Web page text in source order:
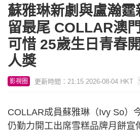
蘇雅琳新劇與盧瀚霆
留最尾 COLLAR澳
可惜 25歲生日青春
人獎
影視圈 更新時間：21:15 2026-08-04 HKT
COLLAR成員蘇雅琳（Ivy So）
仍勤力開工出席雪糕品牌月餅宣